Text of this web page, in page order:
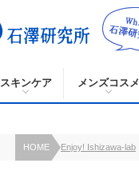
スキンケア メンズコスメ
HOME Enjoy! Ishizawa-lab